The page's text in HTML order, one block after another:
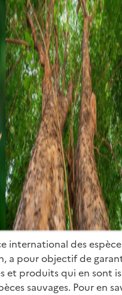
international des
a pour objectif de
et produits qui en sont
sauvages. Pour en